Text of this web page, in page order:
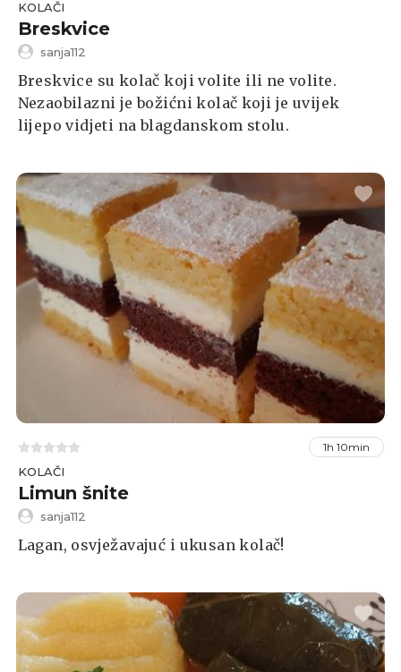
KOLAČI
Breskvice
sanja112
Breskvice su kolač koji volite ili ne volite.
Nezaobilazni je božićni kolač koji je uvijek
lijepo vidjeti na blagdanskom stolu.
1h 10min
KOLAČI
Limun šnite
sanja112
Lagan, osvježavajuć i ukusan kolač!